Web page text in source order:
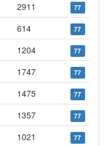
2911 77
614 77
1204 77
1747 77
1475 77
1357 77
1021 77